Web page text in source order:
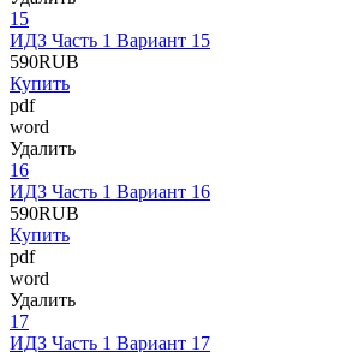
15
ИДЗ Часть 1 Вариант 15
590RUB
Купить
pdf
word
Удалить
16
ИДЗ Часть 1 Вариант 16
590RUB
Купить
pdf
word
Удалить
17
ИДЗ Часть 1 Вариант 17